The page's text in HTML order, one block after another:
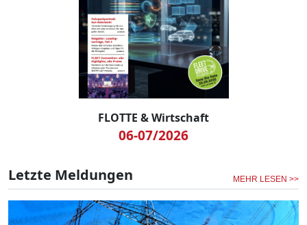
FLOTTE & Wirtschaft
06-07/2026
Letzte Meldungen MEHR LESEN >>